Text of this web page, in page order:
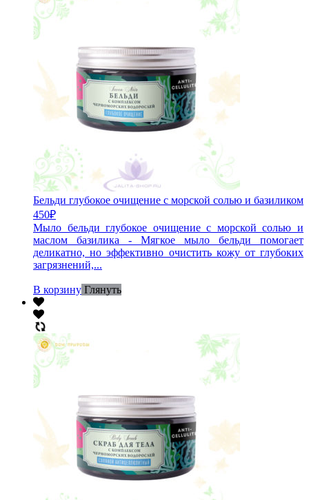
Бельди глубокое очищение с морской солью и базиликом
450₽
Мыло бельди глубокое очищение с морской солью и
маслом базилика - Мягкое мыло бельди помогает
деликатно, но эффективно очистить кожу от глубоких
загрязнений,...
В корзину Глянуть